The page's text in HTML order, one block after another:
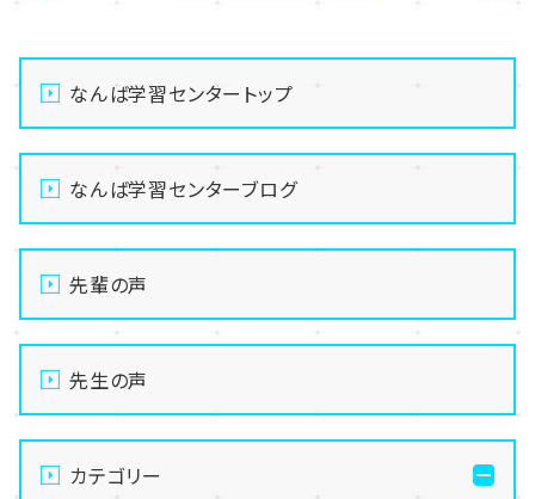
なんば学習センタートップ
なんば学習センターブログ
先輩の声
先生の声
カテゴリー